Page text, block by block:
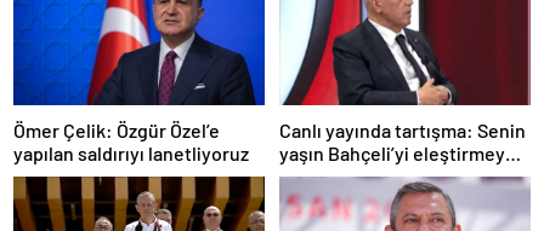
Ömer Çelik: Özgür Özel’e
yapılan saldırıyı lanetliyoruz
Canlı yayında tartışma: Senin
yaşın Bahçeli’yi eleştirmeye
yetmez